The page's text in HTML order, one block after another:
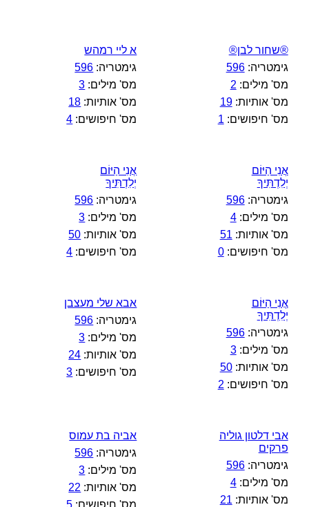
®שחור לבן®
גימטריה:596
מס' מילים: 2
מס' אותיות:19
מס' חיפושים: 1
א ליי רמהש
גימטריה: 596
מס' מילים: 3
מס' אותיות: 18
מס' חיפושים: 4
אֲנִי הַיּוֹם
יְלִדְתִּיךָ
גימטריה:596
מס' מילים:4
מס' אותיות: 51
מס' חיפושים:0
אֲנִי הַיּוֹם
יְלִדְתִּיךָ
גימטריה: 596
מס' מילים: 3
מס' אותיות: 50
מס' חיפושים: 4
אֲנִי הַיּוֹם
יְלִדְתִּיךָ
גימטריה:596
מס' מילים:3
מס' אותיות:50
מס' חיפושים: 2
אבא שלי מעצבן
גימטריה: 596
מס' מילים: 3
מס' אותיות: 24
מס' חיפושים: 3
אבי דלטון גוליה
פרקים
גימטריה:596
מס' מילים:4
מס' אותיות: 21
אביה בת עמוס
גימטריה: 596
מס' מילים: 3
מס' אותיות: 22
מס' חיפושים: 5